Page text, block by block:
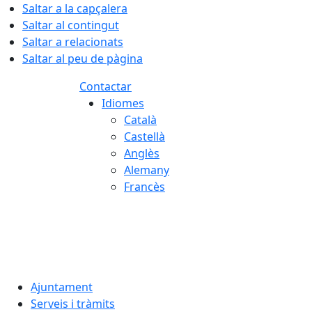
Saltar a la capçalera
Saltar al contingut
Saltar a relacionats
Saltar al peu de pàgina
Contactar
Idiomes
Català
Castellà
Anglès
Alemany
Francès
Ajuntament
Serveis i tràmits